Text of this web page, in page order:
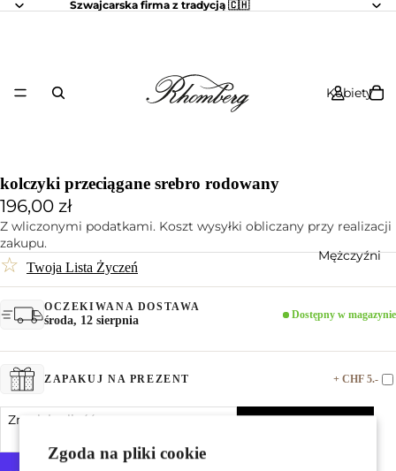
Zgoda na pliki cookie
Szwajcarska firma z tradycją 🇨🇭
Kobiety
Mężczyźni
Pary
kolczyki przeciągane srebro rodowany
196,00 zł
Z wliczonymi podatkami. Koszt wysyłki obliczany przy realizacji
zakupu.
☆ Twoja Lista Życzeń
OCZEKIWANA DOSTAWA
środa, 12 sierpnia Dostępny w magazynie
ZAPAKUJ NA PREZENT + CHF 5.-
Zmniejsz ilość